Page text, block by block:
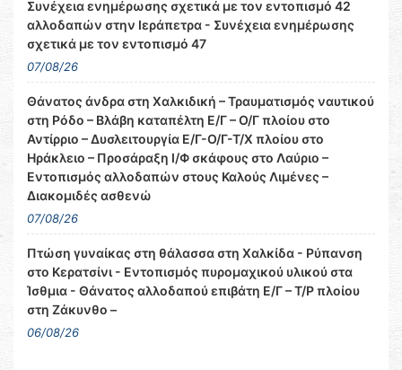
Συνέχεια ενημέρωσης σχετικά με τον εντοπισμό 42
αλλοδαπών στην Ιεράπετρα - Συνέχεια ενημέρωσης
σχετικά με τον εντοπισμό 47
07/08/26
Θάνατος άνδρα στη Χαλκιδική – Τραυματισμός ναυτικού
στη Ρόδο – Βλάβη καταπέλτη Ε/Γ – Ο/Γ πλοίου στο
Αντίρριο – Δυσλειτουργία Ε/Γ-Ο/Γ-Τ/Χ πλοίου στο
Ηράκλειο – Προσάραξη Ι/Φ σκάφους στο Λαύριο –
Εντοπισμός αλλοδαπών στους Καλούς Λιμένες –
Διακομιδές ασθενώ
07/08/26
Πτώση γυναίκας στη θάλασσα στη Χαλκίδα - Ρύπανση
στο Κερατσίνι - Εντοπισμός πυρομαχικού υλικού στα
Ίσθμια - Θάνατος αλλοδαπού επιβάτη Ε/Γ – Τ/Ρ πλοίου
στη Ζάκυνθο –
06/08/26